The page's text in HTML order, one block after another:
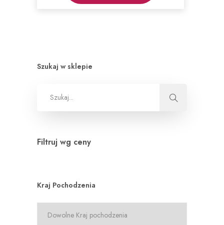
Szukaj w sklepie
Filtruj wg ceny
Kraj Pochodzenia